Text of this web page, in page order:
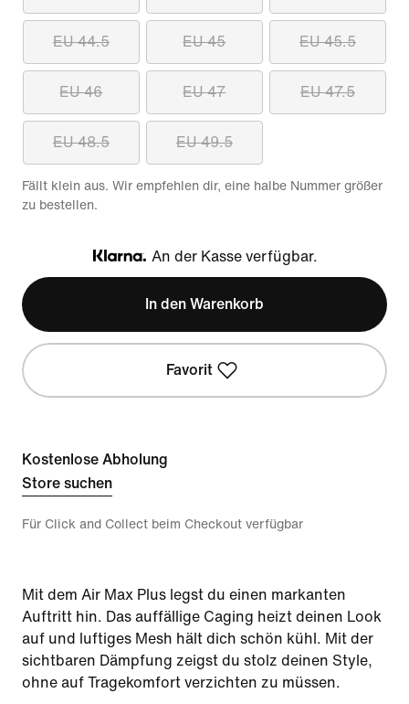
EU 44.5 EU 45 EU 45.5
EU 46 EU 47 EU 47.5
EU 48.5 EU 49.5
Fällt klein aus. Wir empfehlen dir, eine halbe Nummer größer
zu bestellen.
Klarna
An der Kasse verfügbar.
In den Warenkorb
Favorit
Kostenlose Abholung
Store suchen
Für Click and Collect beim Checkout verfügbar
Mit dem Air Max Plus legst du einen markanten
Auftritt hin. Das auffällige Caging heizt deinen Look
auf und luftiges Mesh hält dich schön kühl. Mit der
sichtbaren Dämpfung zeigst du stolz deinen Style,
ohne auf Tragekomfort verzichten zu müssen.